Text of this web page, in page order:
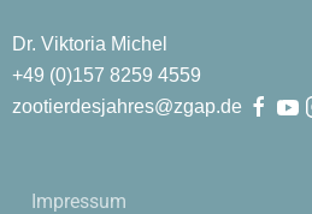
Dr. Viktoria Michel
+49 (0)157 8259 4559
zootierdesjahres@zgap.de
Impressum